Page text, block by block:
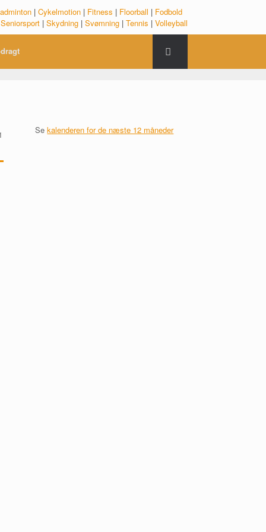
| Cykelmotion | Fitness | Floorball | Fodbold
Seniorsport | Skydning | Svømning | Tennis | Volleyball
Sekalenderen for de næste 12 måneder